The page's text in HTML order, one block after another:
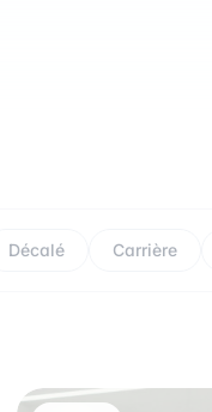
Décalé Carrière